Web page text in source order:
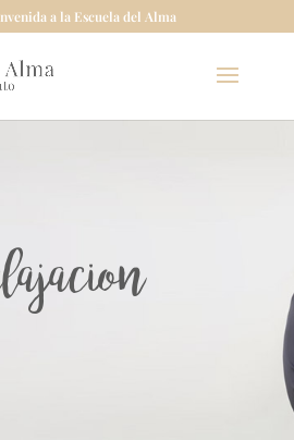
a la Escuela del Alma